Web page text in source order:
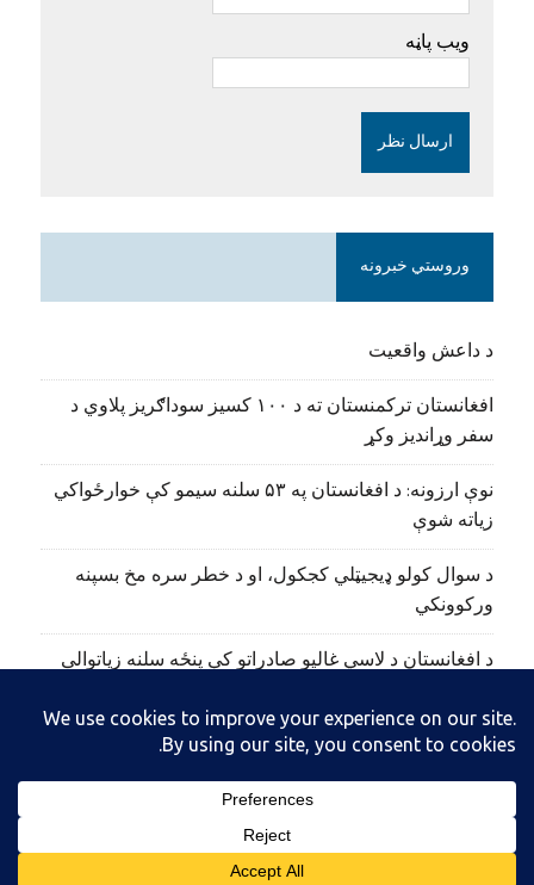
ویب پاڼه
وروستي خبرونه
د داعش واقعیت
افغانستان ترکمنستان ته د ۱۰۰ کسیز سوداګریز پلاوي د
سفر وړاندیز وکړ
نوې ارزونه: د افغانستان په ۵۳ سلنه سیمو کې خوارځواکي
زیاته شوې
د سوال کولو ډیجیټلي کجکول، او د خطر سره مخ بسپنه
ورکوونکي
د افغانستان د لاسي غالیو صادراتو کې پنځه سلنه زیاتوالی